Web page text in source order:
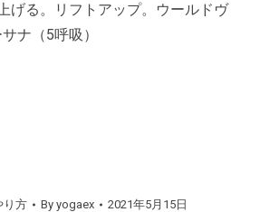
げる。リフトアップ。ウールドヴ
ナ（5呼吸）
り方 By yogaex 2021年5月15日